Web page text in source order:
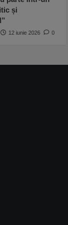
și
12 iunie 2026 0